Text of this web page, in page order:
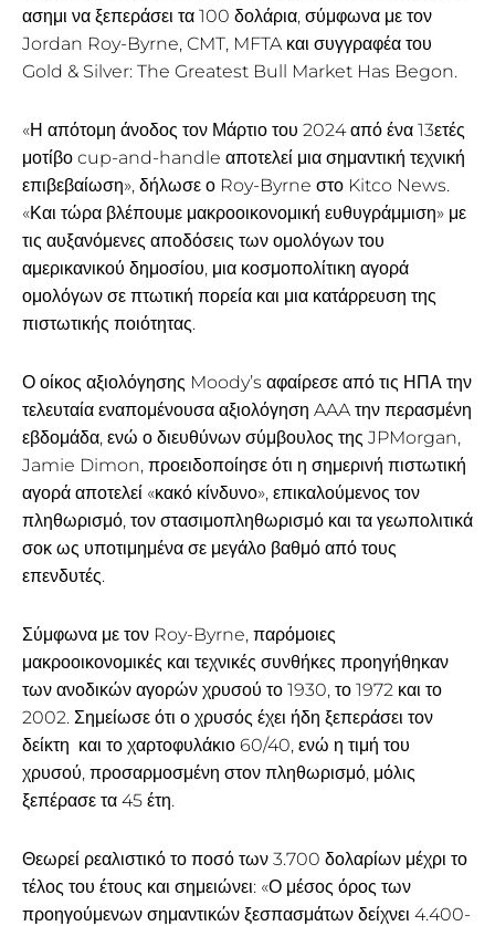
ασημι να ξεπεράσει τα 100 δολάρια, σύμφωνα με τον
Jordan Roy-Byrne, CMT, MFTA και συγγραφέα του
Gold & Silver: The Greatest Bull Market Has Begon.
«Η απότομη άνοδος τον Μάρτιο του 2024 από ένα 13ετές
μοτίβο cup-and-handle αποτελεί μια σημαντική τεχνική
επιβεβαίωση», δήλωσε ο Roy-Byrne στο Kitco News.
«Και τώρα βλέπουμε μακροοικονομική ευθυγράμμιση» με
τις αυξανόμενες αποδόσεις των ομολόγων του
αμερικανικού δημοσίου, μια κοσμοπολίτικη αγορά
ομολόγων σε πτωτική πορεία και μια κατάρρευση της
πιστωτικής ποιότητας.
Ο οίκος αξιολόγησης Moody’s αφαίρεσε από τις ΗΠΑ την
τελευταία εναπομένουσα αξιολόγηση AAA την περασμένη
εβδομάδα, ενώ ο διευθύνων σύμβουλος της JPMorgan,
Jamie Dimon, προειδοποίησε ότι η σημερινή πιστωτική
αγορά αποτελεί «κακό κίνδυνο», επικαλούμενος τον
πληθωρισμό, τον στασιμοπληθωρισμό και τα γεωπολιτικά
σοκ ως υποτιμημένα σε μεγάλο βαθμό από τους
επενδυτές.
Σύμφωνα με τον Roy-Byrne, παρόμοιες
μακροοικονομικές και τεχνικές συνθήκες προηγήθηκαν
των ανοδικών αγορών χρυσού το 1930, το 1972 και το
2002. Σημείωσε ότι ο χρυσός έχει ήδη ξεπεράσει τον
δείκτη και το χαρτοφυλάκιο 60/40, ενώ η τιμή του
χρυσού, προσαρμοσμένη στον πληθωρισμό, μόλις
ξεπέρασε τα 45 έτη.
Θεωρεί ρεαλιστικό το ποσό των 3.700 δολαρίων μέχρι το
τέλος του έτους και σημειώνει: «Ο μέσος όρος των
προηγούμενων σημαντικών ξεσπασμάτων δείχνει 4.400-